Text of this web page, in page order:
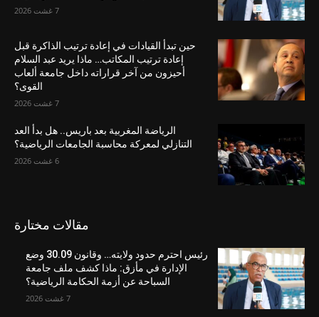
7 غشت 2026
حين تبدأ القيادات في إعادة ترتيب الذاكرة قبل
إعادة ترتيب المكاتب… ماذا يريد عبد السلام
أحيزون من آخر قراراته داخل جامعة ألعاب
القوى؟
7 غشت 2026
الرياضة المغربية بعد باريس.. هل بدأ العد
التنازلي لمعركة محاسبة الجامعات الرياضية؟
6 غشت 2026
مقالات مختارة
رئيس احترم حدود ولايته… وقانون 30.09 وضع
الإدارة في مأزق: ماذا كشف ملف جامعة
السباحة عن أزمة الحكامة الرياضية؟
7 غشت 2026